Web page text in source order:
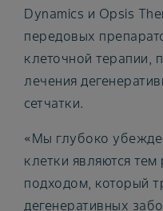
Dynamics и Opsis
передовых
клеточной терапии,
лечения
сетчатки.
«Мы глубоко
клетки являются
подходом, который
дегенеративных